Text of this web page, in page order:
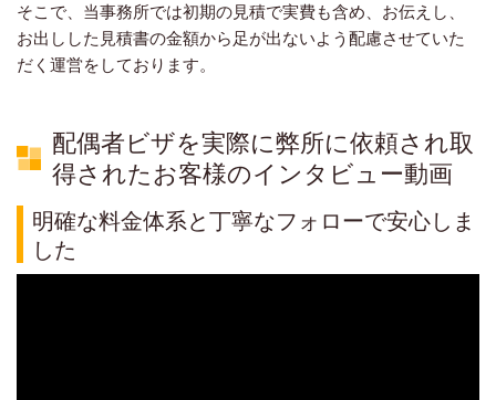
そこで、当事務所では初期の見積で実費も含め、お伝えし、
お出しした見積書の金額から足が出ないよう配慮させていた
だく運営をしております。
配偶者ビザを実際に弊所に依頼され取
得されたお客様のインタビュー動画
明確な料金体系と丁寧なフォローで安心しま
した